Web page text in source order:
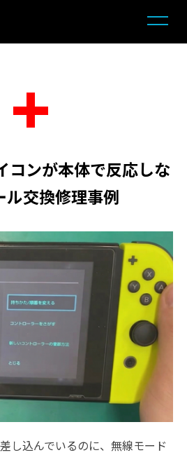
ンが本体で反応しな
ル交換修理事例
し込んでいるのに、無線モード